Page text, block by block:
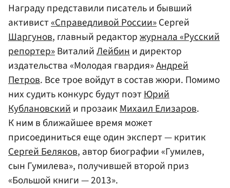
Награду представили писатель и бывший
активист«Справедливой России»Сергей
Шаргунов, главный редакторжурнала «Русский
репортер»ВиталийЛейбини директор
издательства «Молодая гвардия»Андрей
Петров. Все трое войдут в состав жюри. Помимо
них судить конкурс будут поэтЮрий
Кублановскийи прозаикМихаил Елизаров.
К ним в ближайшее время может
присоединиться еще один эксперт — критик
Сергей Беляков, автор биографии «Гумилев,
сын Гумилева», получившей второй приз
«Большой книги — 2013».